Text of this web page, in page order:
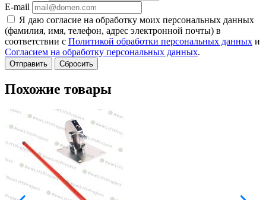
E-mail
Я даю согласие на обработку моих персональных данных
(фамилия, имя, телефон, адрес электронной почты) в
соответствии с Политикой обработки персональных данных и
Согласием на обработку персональных данных.
Сбросить
Похожие товары